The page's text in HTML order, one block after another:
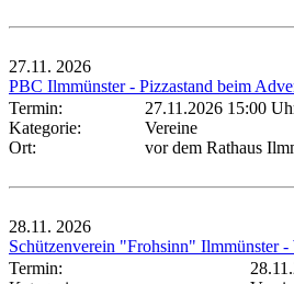
27.11. 2026
PBC Ilmmünster - Pizzastand beim
Termin:
27.11.2026 15:00
Kategorie:
Vereine
Ort:
vor dem Rathaus
28.11. 2026
Schützenverein "Frohsinn" Ilmmünster -
Termin: